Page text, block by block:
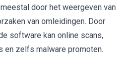
door het weergeven van
van omleidingen. Door
software kan online scans,
en zelfs malware promoten.